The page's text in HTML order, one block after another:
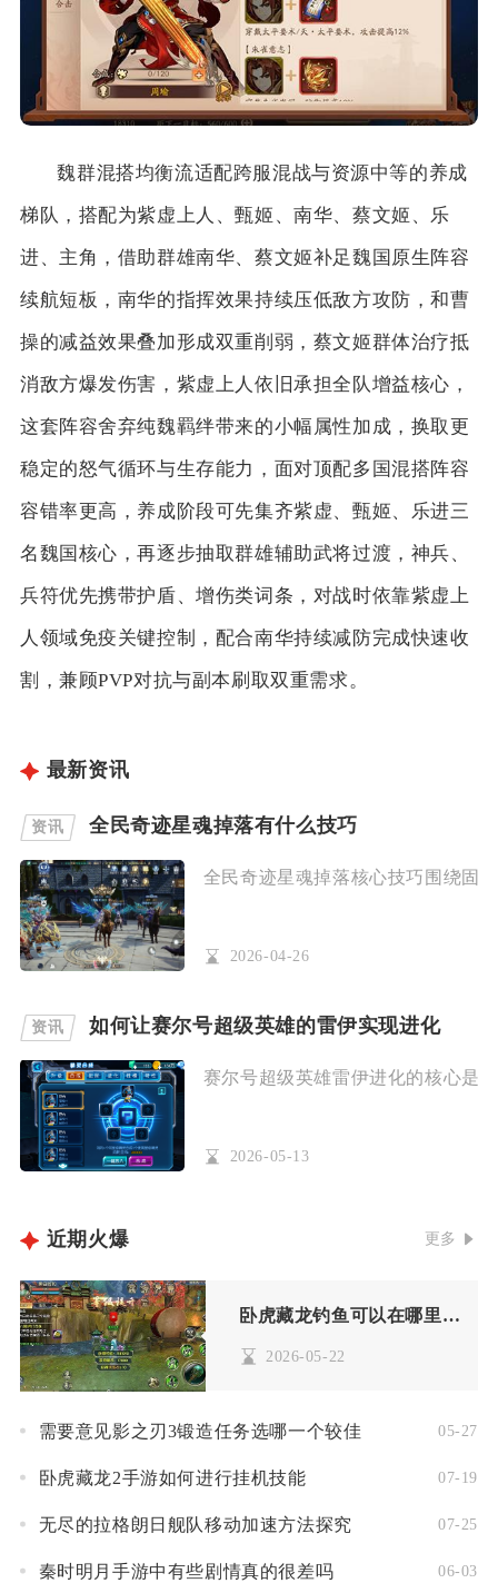
魏群混搭均衡流适配跨服混战与资源中等的养成
梯队，搭配为紫虚上人、甄姬、南华、蔡文姬、乐
进、主角，借助群雄南华、蔡文姬补足魏国原生阵容
续航短板，南华的指挥效果持续压低敌方攻防，和曹
操的减益效果叠加形成双重削弱，蔡文姬群体治疗抵
消敌方爆发伤害，紫虚上人依旧承担全队增益核心，
这套阵容舍弃纯魏羁绊带来的小幅属性加成，换取更
稳定的怒气循环与生存能力，面对顶配多国混搭阵容
容错率更高，养成阶段可先集齐紫虚、甄姬、乐进三
名魏国核心，再逐步抽取群雄辅助武将过渡，神兵、
兵符优先携带护盾、增伤类词条，对战时依靠紫虚上
人领域免疫关键控制，配合南华持续减防完成快速收
割，兼顾PVP对抗与副本刷取双重需求。
最新资讯
资讯 全民奇迹星魂掉落有什么技巧
全民奇迹星魂掉落核心技巧围绕固
2026-04-26
资讯 如何让赛尔号超级英雄的雷伊实现进化
赛尔号超级英雄雷伊进化的核心是
2026-05-13
近期火爆 更多
卧虎藏龙钓鱼可以在哪里找到
2026-05-22
需要意见影之刃3锻造任务选哪一个较佳 05-27
卧虎藏龙2手游如何进行挂机技能 07-19
无尽的拉格朗日舰队移动加速方法探究 07-25
秦时明月手游中有些剧情真的很差吗 06-03